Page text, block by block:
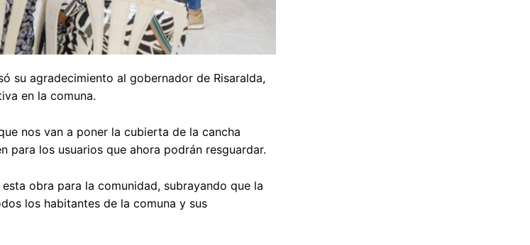
su agradecimiento al gobernador de Risaralda,
en la comuna.
nos van a poner la cubierta de la cancha
para los usuarios que ahora podrán resguardar.
obra para la comunidad, subrayando que la
los habitantes de la comuna y sus